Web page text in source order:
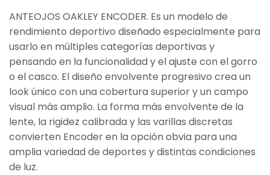
ANTEOJOS OAKLEY ENCODER. Es un modelo de
rendimiento deportivo diseñado especialmente para
usarlo en múltiples categorías deportivas y
pensando en la funcionalidad y el ajuste con el gorro
o el casco. El diseño envolvente progresivo crea un
look único con una cobertura superior y un campo
visual más amplio. La forma más envolvente de la
lente, la rigidez calibrada y las varillas discretas
convierten Encoder en la opción obvia para una
amplia variedad de deportes y distintas condiciones
de luz.